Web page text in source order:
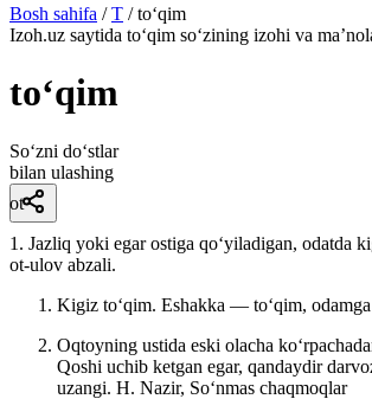
Bosh sahifa / T / to‘qim
Izoh.uz saytida to‘qim so‘zining izohi va
to‘qim
So‘zni do‘stlar
bilan ulashing
ot
1. Jazliq yoki egar ostiga qoʻyiladigan, odatda
ot-ulov abzali.
Kigiz toʻqim. Eshakka — toʻqim,
Oqtoyning ustida eski olacha
Qoshi uchib ketgan egar, qandaydir
uzangi. H. Nazir, Soʻnmas chaqmoqlar